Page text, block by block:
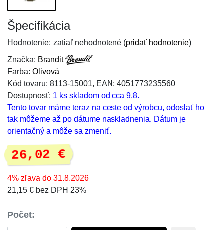
Špecifikácia
Hodnotenie: zatiaľ nehodnotené (pridať hodnotenie)
Značka: Brandit
Farba: Olivová
Kód tovaru: 8113-15001, EAN: 4051773235560
Dostupnosť: 1 ks skladom od cca 9.8.
Tento tovar máme teraz na ceste od výrobcu, odoslať ho
tak môžeme až po dátume naskladnenia. Dátum je
orientačný a môže sa zmeniť.
26,02 €
4% zľava do 31.8.2026
21,15 € bez DPH 23%
Počet: